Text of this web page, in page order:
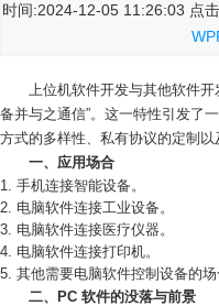
时间:2024-12-05 11:26:03 点
上位机软件开发与其他软件
备并与之通信”。这一特性引发了
方式的多样性、私有协议的定制以
一、应用场合
手机连接智能设备。
电脑软件连接工业设备。
电脑软件连接医疗仪器。
电脑软件连接打印机。
其他需要电脑软件控制设备的场
二、PC 软件的没落与前景